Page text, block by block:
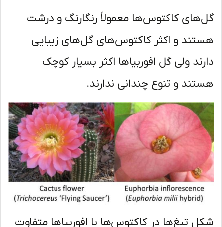
کاکتوس‌ها معمولاً رنگارنگ و درشت
و اکثر کاکتوس‌های گل‌های زیبایی
ولی گل افوربیاها اکثر بسیار کوچک
و تنوع چندانی ندارند.
تیغ‌ها در کاکتوس‌ها با افوربیاها متفاوت